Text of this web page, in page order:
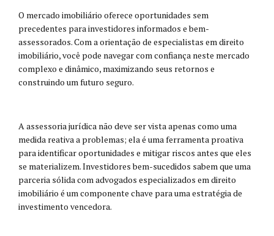
O mercado imobiliário oferece oportunidades sem
precedentes para investidores informados e bem-
assessorados. Com a orientação de especialistas em direito
imobiliário, você pode navegar com confiança neste mercado
complexo e dinâmico, maximizando seus retornos e
construindo um futuro seguro.
A assessoria jurídica não deve ser vista apenas como uma
medida reativa a problemas; ela é uma ferramenta proativa
para identificar oportunidades e mitigar riscos antes que eles
se materializem. Investidores bem-sucedidos sabem que uma
parceria sólida com advogados especializados em direito
imobiliário é um componente chave para uma estratégia de
investimento vencedora.